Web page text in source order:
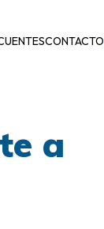
CONTACTO
a